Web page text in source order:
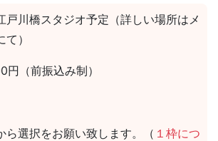
戸川橋スタジオ予定（詳しい場所はメ
）
円（前振込み制）
ら選択をお願い致します。（ １枠につ